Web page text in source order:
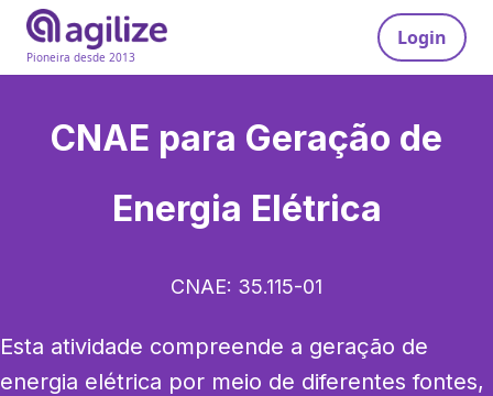
Pioneira desde 2013
Login
CNAE para Geração de
Energia Elétrica
CNAE: 35.115-01
Esta atividade compreende a geração de
energia elétrica por meio de diferentes fontes,